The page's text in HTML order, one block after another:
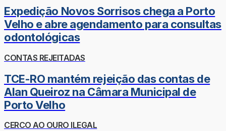
Expedição Novos Sorrisos chega a Porto
Velho e abre agendamento para consultas
odontológicas
CONTAS REJEITADAS
TCE-RO mantém rejeição das contas de
Alan Queiroz na Câmara Municipal de
Porto Velho
CERCO AO OURO ILEGAL